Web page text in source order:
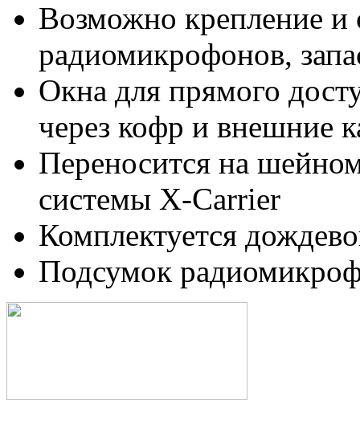
Возможно крепление и
радиомикрофонов,
Окна для прямого
через кофр и внешние
Переносится на
системы X-Carrier
Комплектуется
Подсумок